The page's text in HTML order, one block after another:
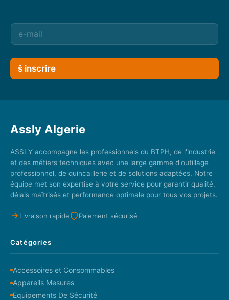
š inscrire
Assly Algerie
ASSLY accompagne les professionnels du BTPH, de l'industrie
et des métiers techniques avec une large gamme d'outillage
professionnel, de quincaillerie et de solutions adaptées. Notre
équipe met son expertise à votre service pour garantir qualité,
délais maîtrisés et performance optimale pour tous vos projets.
Livraison rapide Paiement sécurisé
Catégories
Accessoires et Consommables
Appareils Mesures
Equipements De Sécurité